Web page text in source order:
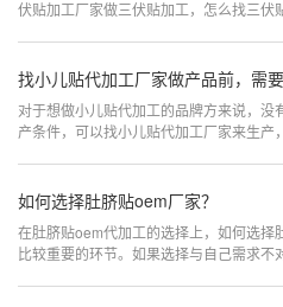
伏贴加工厂家做三伏贴加工，怎么找三伏
找小儿贴代加工厂家做产品前，需
对于想做小儿贴代加工的品牌方来说，没
产条件，可以找小儿贴代加工厂家来生产
如何选择肚脐贴oem厂家？
在肚脐贴oem代加工的选择上，如何选择
比较重要的环节。如果选择与自己需求不